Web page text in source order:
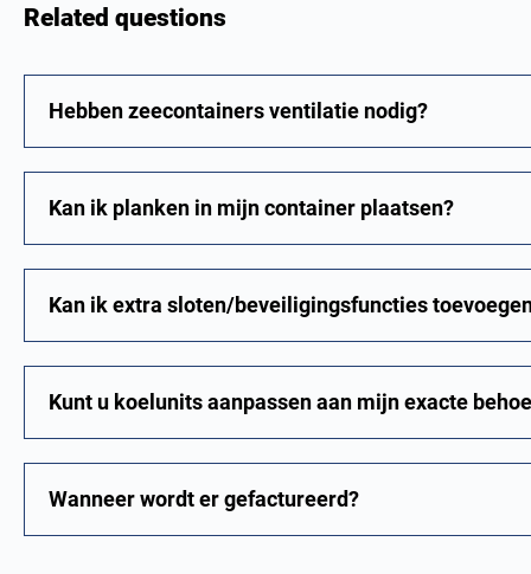
Related questions
Hebben zeecontainers ventilatie nodig?
Kan ik planken in mijn container plaatsen?
Kan ik extra sloten/beveiligingsfuncties
Kunt u koelunits aanpassen aan mijn exacte
Wanneer wordt er gefactureerd?